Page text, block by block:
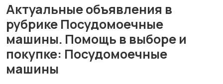
Актуальные объявления в
рубрике Посудомоечные
машины. Помощь в выборе и
покупке: Посудомоечные
машины